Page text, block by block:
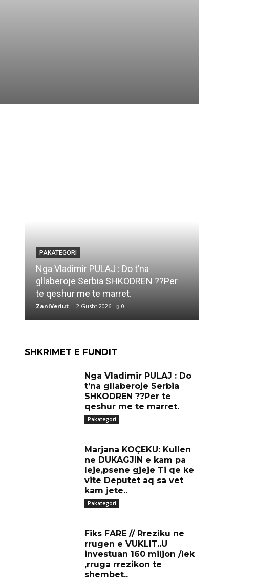
PAKATEGORI
Nga Vladimir PULAJ : Do t’na
gllaberoje Serbia SHKODREN ??Per
te qeshur me te marret.
ZaniVeriut - 2 Gusht 2026 0
SHKRIMET E FUNDIT
Nga Vladimir PULAJ : Do
t’na gllaberoje Serbia
SHKODREN ??Per te
qeshur me te marret.
Pakategori
Marjana KOÇEKU: Kullen
ne DUKAGJIN e kam pa
leje,psene gjeje Ti qe ke
vite Deputet aq sa vet
kam jete..
Pakategori
Fiks FARE // Rreziku ne
rrugen e VUKLIT..U
investuan 160 miljon /lek
,rruga rrezikon te
shembet..